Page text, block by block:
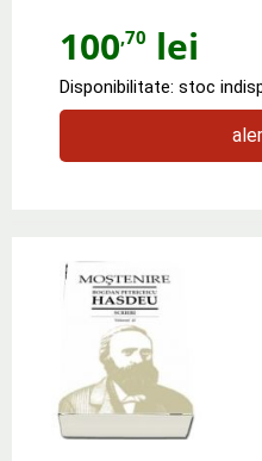
100,70 lei
Disponibilitate: stoc